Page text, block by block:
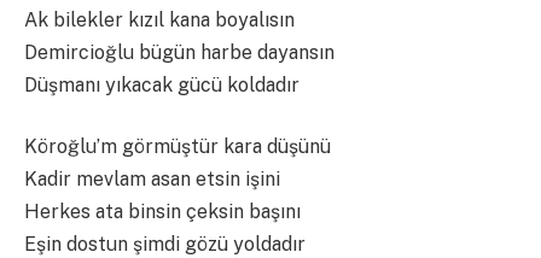
Ak bilekler kızıl kana boyalısın
Demircioğlu bügün harbe dayansın
Düşmanı yıkacak gücü koldadır
Köroğlu’m görmüştür kara düşünü
Kadir mevlam asan etsin işini
Herkes ata binsin çeksin başını
Eşin dostun şimdi gözü yoldadır